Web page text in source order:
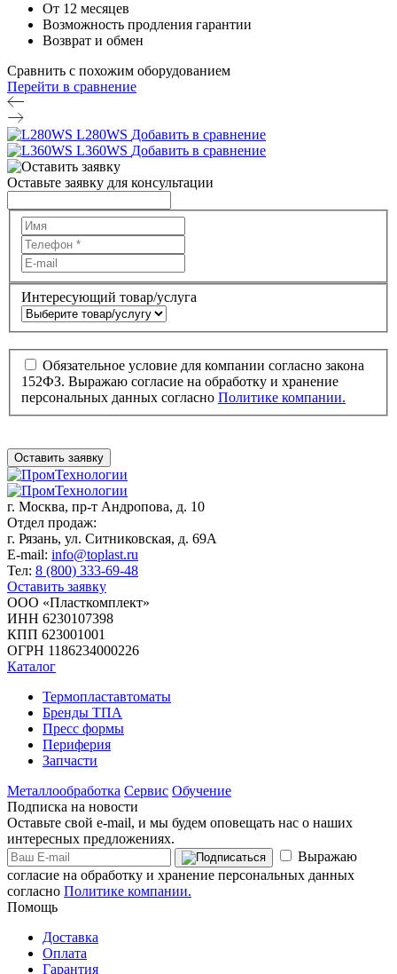
От 12 месяцев
Возможность продления гарантии
Возврат и обмен
Сравнить с похожим оборудованием
Перейти в сравнение
L280WS Добавить в сравнение
L360WS Добавить в сравнение
Оставьте заявку для консультации
Интересующий товар/услуга
Обязательное условие для компании согласно закона
152ФЗ. Выражаю согласие на обработку и хранение
персональных данных согласно Политике компании.
Оставить заявку
г. Москва, пр-т Андропова, д. 10
Отдел продаж:
г. Рязань, ул. Ситниковская, д. 69А
E-mail: info@toplast.ru
Тел: 8 (800) 333-69-48
Оставить заявку
ООО «Пласткомплект»
ИНН 6230107398
КПП 623001001
ОГРН 1186234000226
Каталог
Термопластавтоматы
Бренды ТПА
Пресс формы
Периферия
Запчасти
Металлообработка Сервис Обучение
Подписка на новости
Оставьте свой e-mail, и мы будем оповещать нас о наших
интересных предложениях.
Выражаю
согласие на обработку и хранение персональных данных
согласно Политике компании.
Помощь
Доставка
Оплата
Гарантия